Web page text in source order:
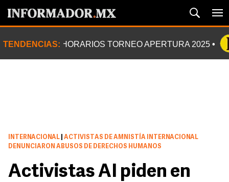
TENDENCIAS: HORARIOS TORNEO APERTURA 2025
INTERNACIONAL
ACTIVISTAS DE AMNISTÍA INTERNACIONAL
DENUNCIARON ABUSOS DE DERECHOS HUMANOS
Activistas AI piden en